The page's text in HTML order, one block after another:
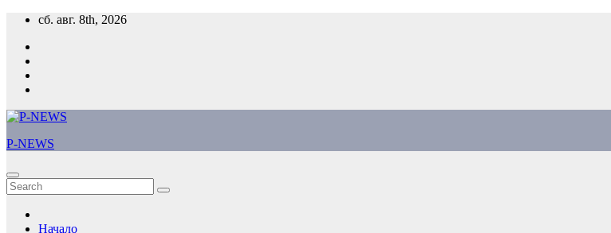
Skip
content
сб. авг. 8th, 2026
P-NEWS
Начало